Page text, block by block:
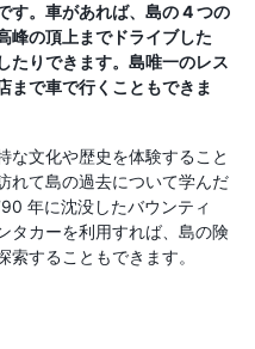
す。車があれば、島の 4 つの
峰の頂上までドライブした
たりできます。島唯一のレス
まで車で行くこともできま
な文化や歴史を体験すること
れて島の過去について学んだ
年に沈没したバウンティ
タカーを利用すれば、島の険
索することもできます。